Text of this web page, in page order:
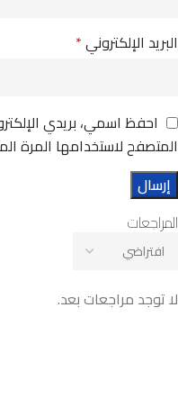
المراجعات
لا توجد مراجعات بعد.
البريد الإلكتروني*
احفظ اسمي، بريدي
المتصفح لاستخدامها المرة